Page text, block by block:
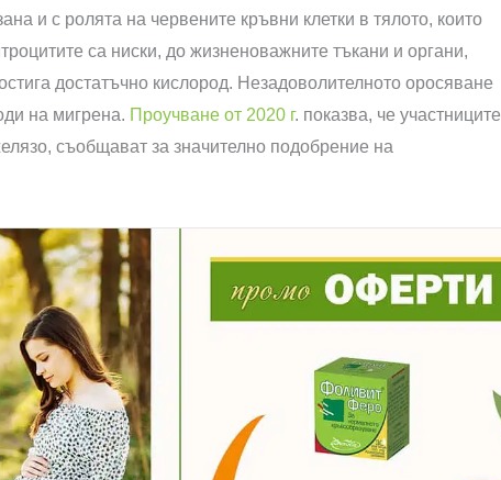
и с ролята на червените кръвни клетки в тялото, които
са ниски, до жизненоважните тъкани и органи,
достатъчно кислород. Незадоволителното оросяване
на мигрена. Проучване от 2020 г. показва, че участниците
съобщават за значително подобрение на